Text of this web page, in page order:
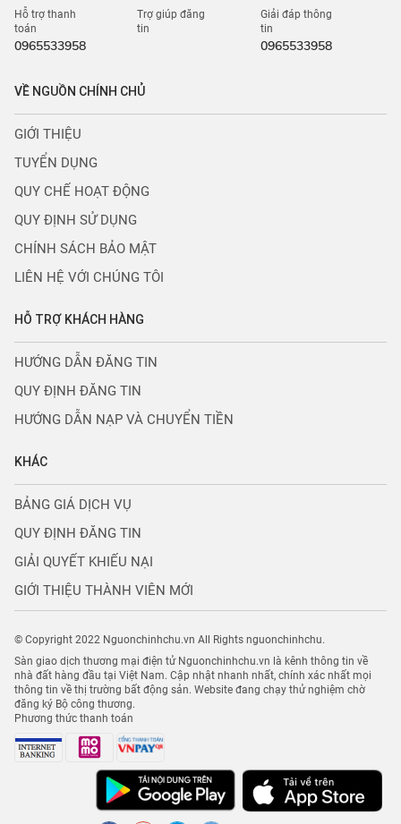
Hỗ trợ thanh
toán
0965533958
Trợ giúp đăng
tin
Giải đáp thông
tin
0965533958
VỀ NGUỒN CHÍNH CHỦ
GIỚI THIỆU
TUYỂN DỤNG
QUY CHẾ HOẠT ĐỘNG
QUY ĐỊNH SỬ DỤNG
CHÍNH SÁCH BẢO MẬT
LIÊN HỆ VỚI CHÚNG TÔI
HỖ TRỢ KHÁCH HÀNG
HƯỚNG DẪN ĐĂNG TIN
QUY ĐỊNH ĐĂNG TIN
HƯỚNG DẪN NẠP VÀ CHUYỂN TIỀN
KHÁC
BẢNG GIÁ DỊCH VỤ
QUY ĐỊNH ĐĂNG TIN
GIẢI QUYẾT KHIẾU NẠI
GIỚI THIỆU THÀNH VIÊN MỚI
© Copyright 2022 Nguonchinhchu.vn All Rights nguonchinhchu.
Sàn giao dịch thương mại điện tử Nguonchinhchu.vn là kênh thông tin về
nhà đất hàng đầu tại Việt Nam. Cập nhật nhanh nhất, chính xác nhất mọi
thông tin về thị trường bất động sản. Website đang chạy thử nghiệm chờ
đăng ký Bộ công thương.
Phương thức thanh toán